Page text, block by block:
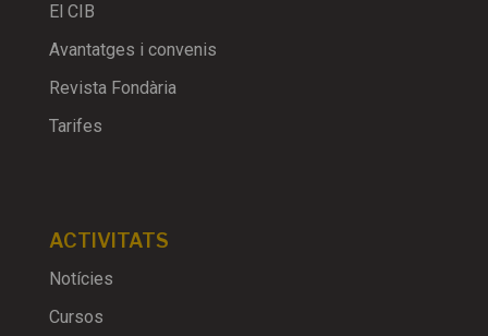
El CIB
Avantatges i convenis
Revista Fondària
Tarifes
ACTIVITATS
Notícies
Cursos